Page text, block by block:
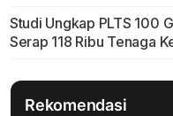
Studi Ungkap PLTS 100
Serap 118 Ribu Tenaga
Rekomendasi